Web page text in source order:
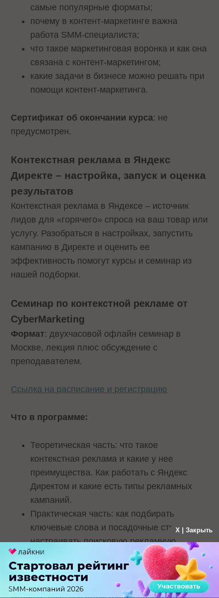
самые популярные форматы;
почему в контент-маркетинге важна
работа SMM-специалиста;
что такое маркетинговая воронка и как она
связана с контент-маркетингом;
какие задачи в бизнесе можно решать при
помощи контент-маркетинга.
Сертификат об окончании курса: не
предусмотрен.
Контекстная реклама в Яндекс
Директе – настройка, запуск и оценка
результатов
Контекстная реклама в Яндексе – источник
лидов для «горячего» спроса на ваш товар или
услугу. Разобраться в настройках, запустить
кампанию в Директе и оценить ее
эффективность помогут курсы и семинар из
нашей подборки.
Семинар по контекстной рекламе от
CyberMarketing
Формат: двухчасовой офлайн семинар в
Москве, лекция плюс обсуждение с
преподавателем.
Ссылка на расписание и регистрацию
Что в программе:
Теоретическая часть: что такое
контекстная реклама и какие у нее
преимущества. Как работать с Яндекс
Директом и какие есть типы рекламных
кампаний.
Практическая часть: как подбирать
ключевые слова и посадочные страницы,
настраивать поисковую рекламную
кампанию и создавать текстово-
графические объявления.
X | Закрыть